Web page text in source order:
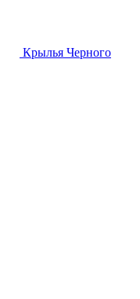
Крылья Черного